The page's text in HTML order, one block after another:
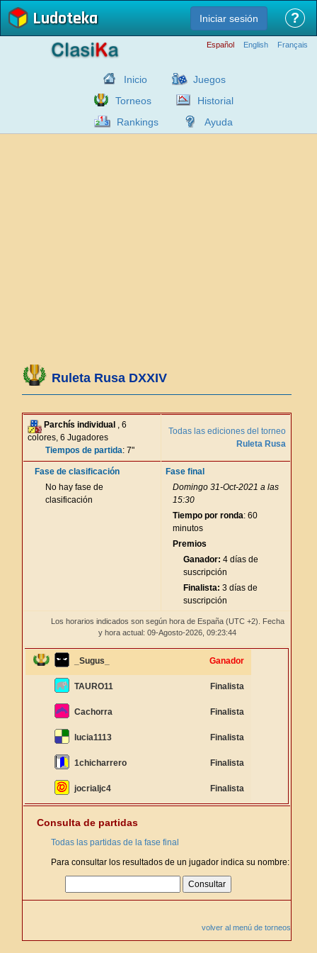
Ludoteka Iniciar sesión ?
Español English Français
Inicio
Juegos
Torneos
Historial
Rankings
Ayuda
Ruleta Rusa DXXIV
Parchís individual , 6
colores, 6 Jugadores
Tiempos de partida: 7"
Todas las ediciones del torneo
Ruleta Rusa
Fase de clasificación
No hay fase de
clasificación
Fase final
Domingo 31-Oct-2021 a las
15:30
Tiempo por ronda: 60
minutos
Premios
Ganador: 4 días de
suscripción
Finalista: 3 días de
suscripción
Los horarios indicados son según hora de España (UTC +2). Fecha
y hora actual: 09-Agosto-2026, 09:23:44
_Sugus_ Ganador
TAURO11 Finalista
Cachorra Finalista
lucia1113 Finalista
1chicharrero Finalista
jocrialjc4 Finalista
Consulta de partidas
Todas las partidas de la fase final
Para consultar los resultados de un jugador indica su nombre:
volver al menú de torneos